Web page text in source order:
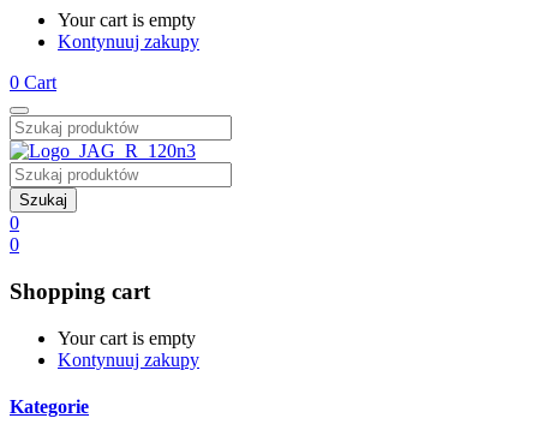
Your cart is empty
Kontynuuj zakupy
0 Cart
Szukaj
0
0
Shopping cart
Your cart is empty
Kontynuuj zakupy
Kategorie